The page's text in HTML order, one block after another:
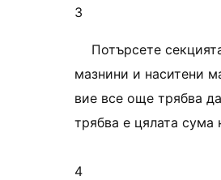
3
Потърсете
мазнини и наситени
вие все още трябва
трябва е цялата
4